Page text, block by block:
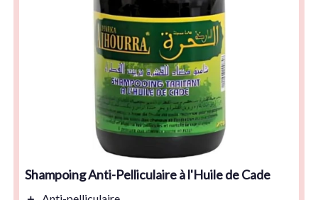
Shampoing Anti-Pelliculaire à l'Huile de Cade